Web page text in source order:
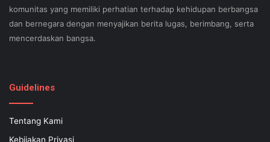
komunitas yang memiliki perhatian terhadap kehidupan berbangsa
dan bernegara dengan menyajikan berita lugas, berimbang, serta
mencerdaskan bangsa.
your small business stand out exam gst from the opposition and
Since the artwork of WEBSITE SEO is always adjusting, it's difficult
Guidelines
Tentang Kami
Kebijakan Privasi